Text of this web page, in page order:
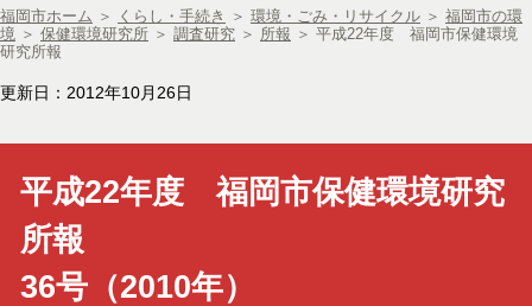
福岡市ホーム ＞ くらし・手続き ＞ 環境・ごみ・リサイクル ＞ 福岡市の環
境 ＞ 保健環境研究所 ＞ 調査研究 ＞ 所報 ＞ 平成22年度 福岡市保健環境
研究所報
更新日：2012年10月26日
平成22年度 福岡市保健環境研究
所報
36号（2010年）